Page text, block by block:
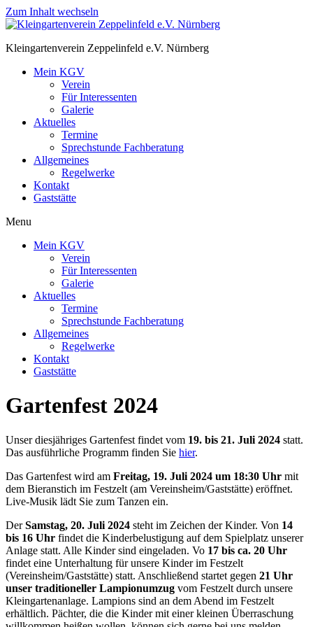
Zum Inhalt wechseln
Kleingartenverein Zeppelinfeld e.V. Nürnberg
Mein KGV
Verein
Für Interessenten
Galerie
Aktuelles
Termine
Sprechstunde Fachberatung
Allgemeines
Regelwerke
Kontakt
Gaststätte
Menu
Mein KGV
Verein
Für Interessenten
Galerie
Aktuelles
Termine
Sprechstunde Fachberatung
Allgemeines
Regelwerke
Kontakt
Gaststätte
Gartenfest 2024
Unser diesjähriges Gartenfest findet vom 19. bis 21. Juli 2024 statt.
Das ausführliche Programm finden Sie hier.
Das Gartenfest wird am Freitag, 19. Juli 2024 um 18:30 Uhr mit
dem Bieranstich im Festzelt (am Vereinsheim/Gaststätte) eröffnet.
Live-Musik lädt Sie zum Tanzen ein.
DerSamstag, 20. Juli 2024 steht im Zeichen der Kinder. Von 14
bis 16 Uhr findet die Kinderbelustigung auf dem Spielplatz unserer
Anlage statt. Alle Kinder sind eingeladen. Vo 17 bis ca. 20 Uhr
findet eine Unterhaltung für unsere Kinder im Festzelt
(Vereinsheim/Gaststätte) statt. Anschließend startet gegen 21 Uhr
unser traditioneller Lampionumzug vom Festzelt durch unsere
Kleingartenanlage. Lampions sind an dem Abend im Festzelt
erhältlich. Pächter, die die Kinder mit einer kleinen Überraschung